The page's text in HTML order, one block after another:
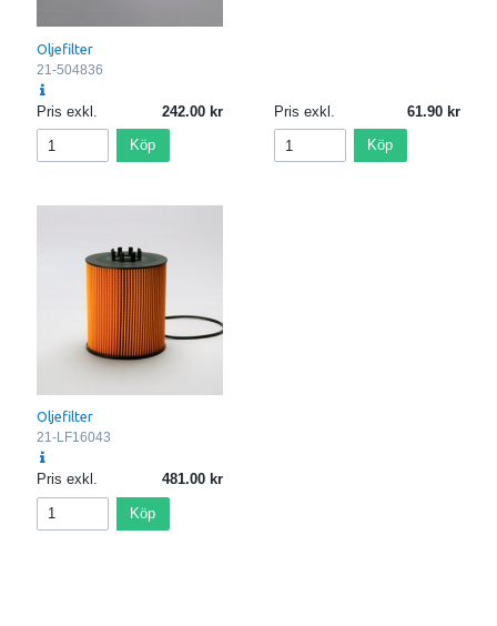
Oljefilter
21-504836
Pris exkl. 242.00
Köp
Pris exkl. 61.90
Köp
Oljefilter
21-LF16043
Pris exkl. 481.00
Köp